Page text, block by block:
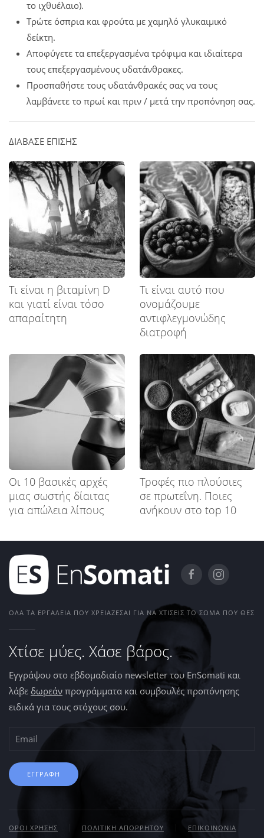
το ιχθυέλαιο).
Τρώτε όσπρια και φρούτα με χαμηλό γλυκαιμικό
δείκτη.
Αποφύγετε τα επεξεργασμένα τρόφιμα και ιδιαίτερα
τους επεξεργασμένους υδατάνθρακες.
Προσπαθήστε τους υδατάνθρακές σας να τους
λαμβάνετε το πρωί και πριν / μετά την προπόνηση σας.
ΔΙΑΒΑΣΕ ΕΠΙΣΗΣ
Τι είναι η βιταμίνη D
και γιατί είναι τόσο
απαραίτητη
Τι είναι αυτό που
ονομάζουμε
αντιφλεγμονώδης
διατροφή
Οι 10 βασικές αρχές
μιας σωστής δίαιτας
για απώλεια λίπους
Tροφές πιο πλούσιες
σε πρωτεΐνη. Ποιες
ανήκουν στο top 10
ΌΛΑ ΤΑ ΕΡΓΑΛΕΊΑ ΠΟΥ ΧΡΕΙΆΖΕΣΑΙ ΓΙΑ ΝΑ ΧΤΊΣΕΙΣ ΤΟ ΣΏΜΑ ΠΟΥ ΘΕΣ
Χτίσε μύες. Χάσε βάρος.
Εγγράψου στο εβδομαδιαίο newsletter του EnSomati και
λάβε δωρεάν προγράμματα και συμβουλές προπόνησης
ειδικά για τους στόχους σου.
ΕΓΓΡΑΦΗ
ΟΡΟΙ ΧΡΗΣΗΣ ΠΟΛΙΤΙΚΗ ΑΠΟΡΡΗΤΟΥ ΕΠΙΚΟΙΝΩΝΙΑ